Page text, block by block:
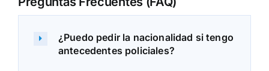
¿Puedo pedir la nacionalidad si tengo
antecedentes policiales?